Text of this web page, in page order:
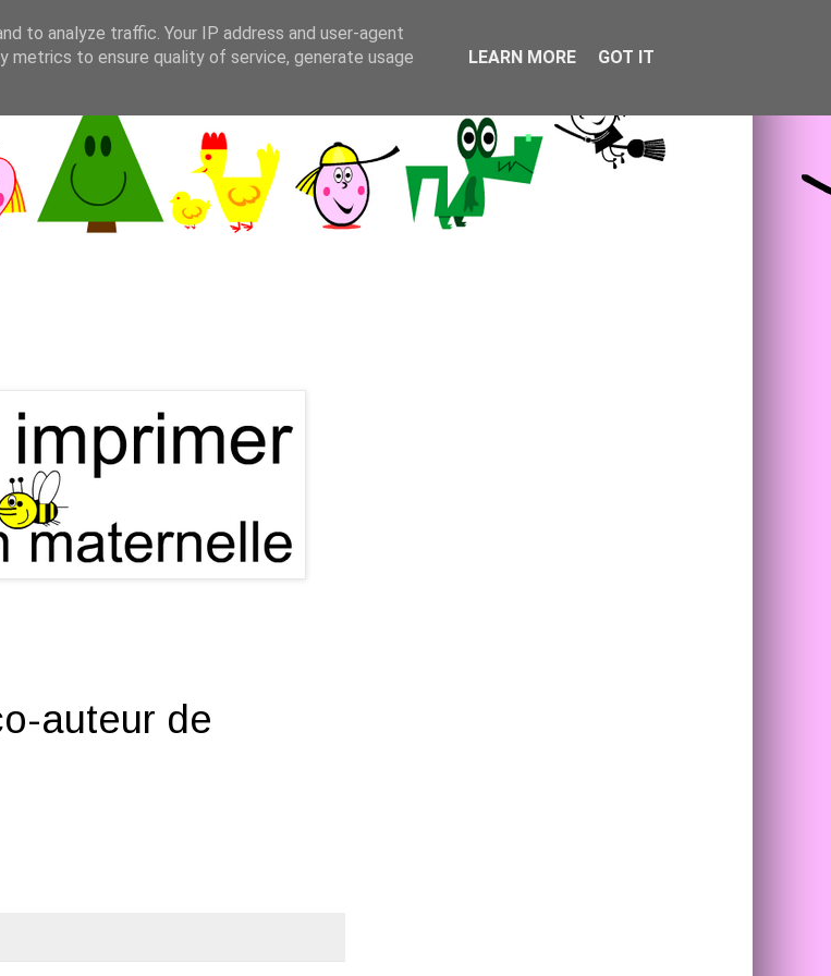
auteur de
to analyze traffic. Your IP address and user-agent
metrics to ensure quality of service, generate usage
LEARN MORE GOT IT